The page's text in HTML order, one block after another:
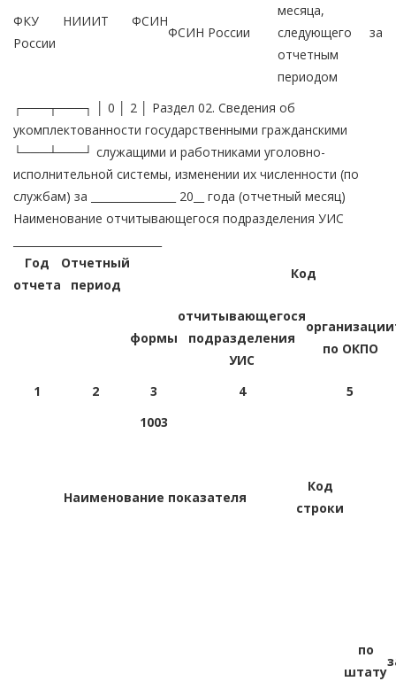
ФКУ НИИИТ ФСИН
России
ФСИН России
месяца,
следующего за
отчетным
периодом
┌───┬───┐ │ 0 │ 2 │ Раздел 02. Сведения об
укомплектованности государственными гражданскими
└───┴───┘ служащими и работниками уголовно-
исполнительной системы, изменении их численности (по
службам) за ________________ 20__ года (отчетный месяц)
Наименование отчитывающегося подразделения УИС
Год
отчета
Отчетный
период
Код
формы
отчитывающегося
подразделения
УИС
организации
по ОКПО
1 2 3 4
5
1003
Наименование показателя
Код
строки
по
штату